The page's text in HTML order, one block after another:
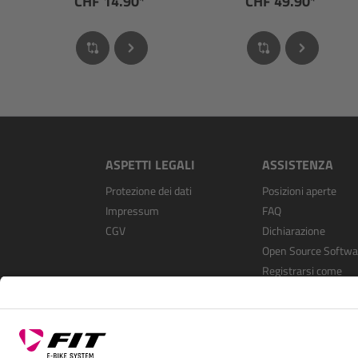
ASPETTI LEGALI
Protezione dei dati
Impressum
CGV
ASSISTENZA
Posizioni aperte
FAQ
Dichiarazione
Open Source
Registrarsi come